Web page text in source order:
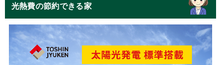
光熱費の節約できる家